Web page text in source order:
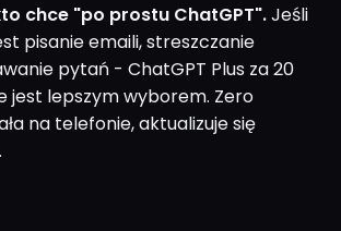
chce "po prostu ChatGPT".Jeśli
pisanie emaili, streszczanie
pytań - ChatGPT Plus za 20
jest lepszym wyborem. Zero
na telefonie, aktualizuje się